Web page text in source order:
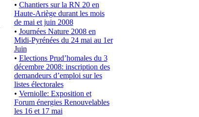
• Chantiers sur la RN 20 en
Haute-Ariège durant les mois
de mai et juin 2008
• Journées Nature 2008 en
Midi-Pyrénées du 24 mai au 1er
Juin
• Elections Prud’homales du 3
décembre 2008: inscription des
demandeurs d’emploi sur les
listes électorales
• Verniolle: Exposition et
Forum énergies Renouvelables
les 16 et 17 mai